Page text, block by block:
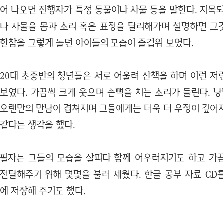
어 나오면 진행자가 특정 동물이나 사물 등을 말한다. 지목
나 사물을 몸과 소리 혹은 표정을 달리해가며 설명하면 그
한참을 그렇게 놀던 아이들의 모습이 즐겁워 보였다.
20대 초중반의 청년들은 서로 어울려 산책을 하며 이런 저
보였다. 가끔씩 크게 웃으며 손뼉을 치는 소리가 들린다.
오랜만의 만남이 겹쳐지며 그들에게는 더욱 더 우정이 깊
같다는 생각을 했다.
필자는 그들의 모습을 살피다 함께 어우러지기도 하고 가
전달해주기 위해 몇몇을 불러 세웠다. 한글 공부 자료 CD
에 저장해 주기도 했다.